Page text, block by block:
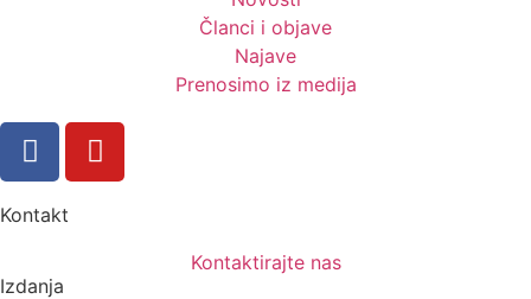
Članci i objave
Najave
Prenosimo iz medija
Kontakt
Kontaktirajte nas
Izdanja